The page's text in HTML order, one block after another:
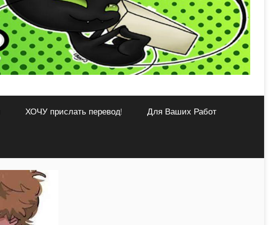
ХОЧУ прислать перевод! Для Ваших Работ